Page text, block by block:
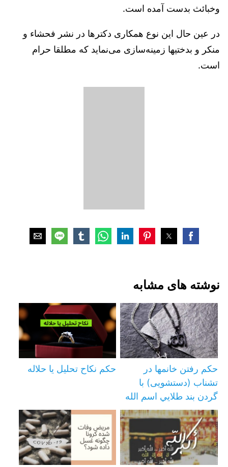
وخبائث بدست آمده است.
در عين حال اين نوع همكاری دكترها در نشر فحشاء و
منكر و بدختيها زمينه‌سازی می‌نمايد كه مطلقا حرام
است.
نوشته های مشابه
حکم رفتن خانمها در
تشناب (دستشویی) با
گردن بند طلايي اسم الله
حکم نکاح تحلیل یا حلاله